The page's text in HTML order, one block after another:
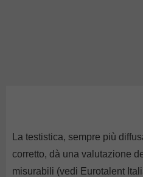
La testistica, sempre più
corretto, dà una valutazione
misurabili (vedi Eurotalent